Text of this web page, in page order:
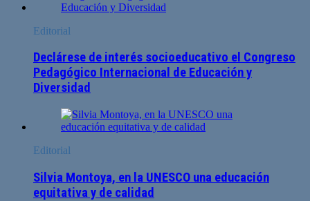
Editorial
Declárese de interés socioeducativo el Congreso
Pedagógico Internacional de Educación y
Diversidad
Editorial
Silvia Montoya, en la UNESCO una educación
equitativa y de calidad